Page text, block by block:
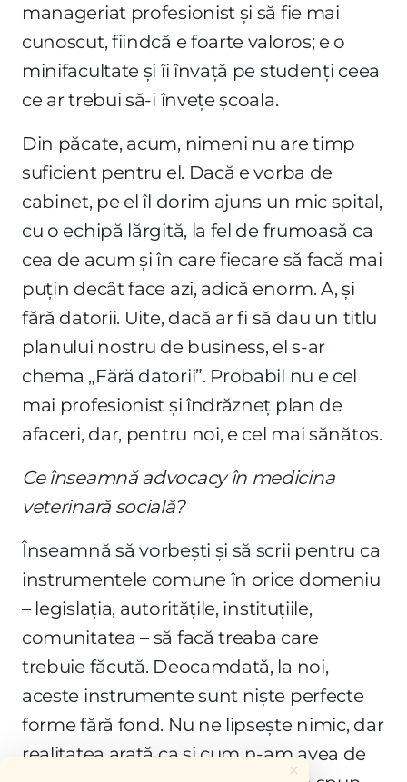
manageriat profesionist și să fie mai
cunoscut, fiindcă e foarte valoros; e o
minifacultate și îi învață pe studenți ceea
ce ar trebui să-i învețe școala.
Din păcate, acum, nimeni nu are timp
suficient pentru el. Dacă e vorba de
cabinet, pe el îl dorim ajuns un mic spital,
cu o echipă lărgită, la fel de frumoasă ca
cea de acum și în care fiecare să facă mai
puțin decât face azi, adică enorm. A, și
fără datorii. Uite, dacă ar fi să dau un titlu
planului nostru de business, el s-ar
chema „Fără datorii”. Probabil nu e cel
mai profesionist și îndrăzneț plan de
afaceri, dar, pentru noi, e cel mai sănătos.
Ce înseamnă advocacy în medicina
veterinară socială?
Înseamnă să vorbești și să scrii pentru ca
instrumentele comune în orice domeniu
– legislația, autoritățile, instituțiile,
comunitatea – să facă treaba care
trebuie făcută. Deocamdată, la noi,
aceste instrumente sunt niște perfecte
forme fără fond. Nu ne lipsește nimic, dar
realitatea arată ca și cum n-am avea de
×